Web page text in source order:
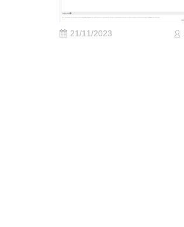
21/11/2023